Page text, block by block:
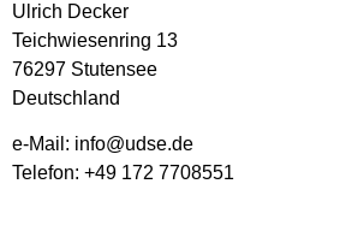
Ulrich Decker
Teichwiesenring 13
76297 Stutensee
Deutschland
e-Mail: info@udse.de
Telefon: +49 172 7708551